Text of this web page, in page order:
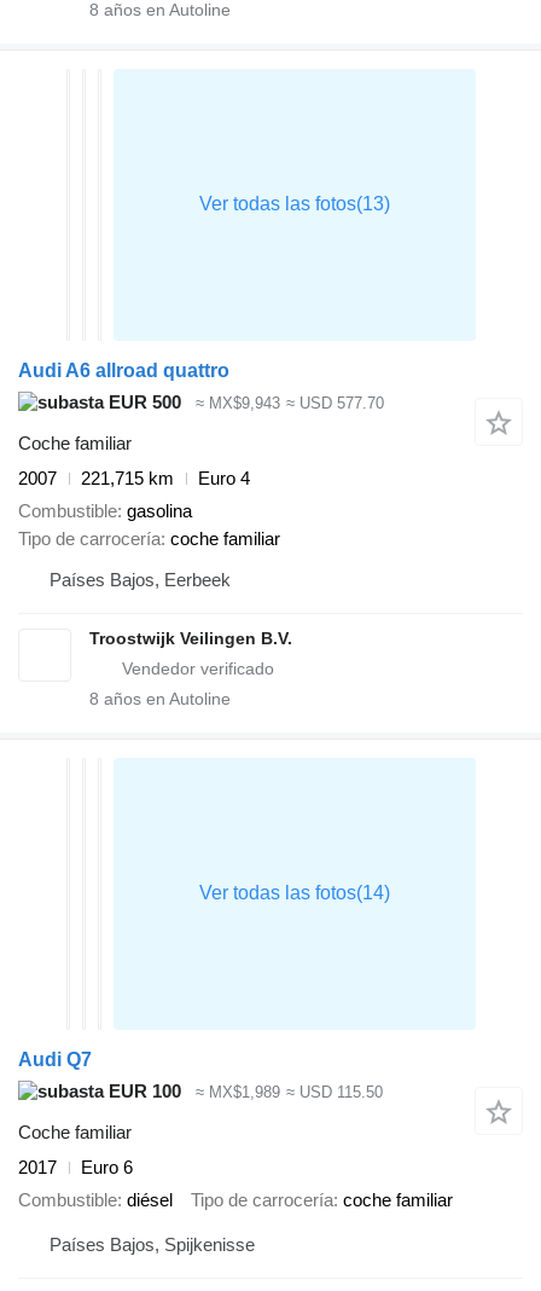
8 años en Autoline
Audi A6 allroad quattro
EUR 500
≈ MX$9,943 ≈ USD 577.70
Coche familiar
2007
221,715 km
Euro 4
Combustible gasolina
Tipo de carrocería coche familiar
Países Bajos, Eerbeek
Troostwijk Veilingen B.V.
8 años en Autoline
Audi Q7
EUR 100
≈ MX$1,989 ≈ USD 115.50
Coche familiar
2017
Euro 6
Combustible diésel Tipo de carrocería coche familiar
Países Bajos, Spijkenisse